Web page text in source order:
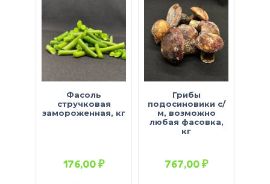
Фасоль
стручковая
замороженная, кг
176,00₽
Грибы
подосиновики с/
м, возможно
любая фасовка,
кг
767,00₽